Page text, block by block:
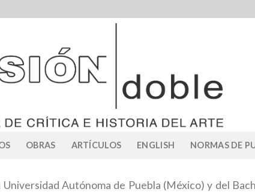
OBRAS ARTÍCULOS ENGLISH NORMAS DE
Autónoma de Puebla (México) y del